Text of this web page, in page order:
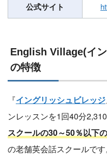
公式サイト
English Village(イ
の特徴
『イングリッシュビレッジ
ンレッスンを1回40分
スクールの30～50％以下
の老舗英会話スクールです